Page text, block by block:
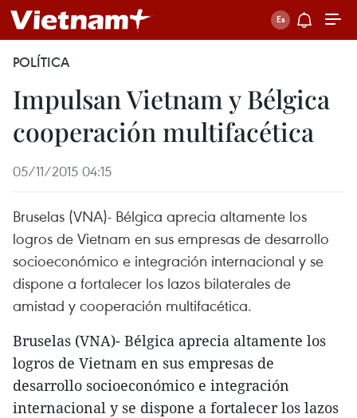
POLÍTICA
Impulsan Vietnam y Bélgica
cooperación multifacética
05/11/2015 04:15
Bruselas (VNA)- Bélgica aprecia altamente los
logros de Vietnam en sus empresas de desarrollo
socioeconómico e integración internacional y se
dispone a fortalecer los lazos bilaterales de
amistad y cooperación multifacética.
Bruselas (VNA)- Bélgica aprecia altamente los
logros de Vietnam en sus empresas de
desarrollo socioeconómico e integración
internacional y se dispone a fortalecer los lazos